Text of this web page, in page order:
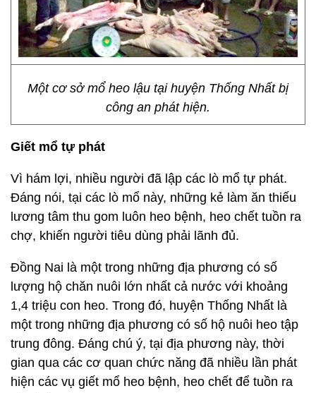
Một cơ sở mổ heo lậu tại huyện Thống Nhất bị
công an phát hiện.
Giết mổ tự phát
Vì hám lợi, nhiều người đã lập các lò mổ tự phát.
Đáng nói, tại các lò mổ này, những kẻ làm ăn thiếu
lương tâm thu gom luôn heo bệnh, heo chết tuồn ra
chợ, khiến người tiêu dùng phải lãnh đủ.
Đồng Nai là một trong những địa phương có số
lượng hộ chăn nuôi lớn nhất cả nước với khoảng
1,4 triệu con heo. Trong đó, huyện Thống Nhất là
một trong những địa phương có số hộ nuôi heo tập
trung đông. Đáng chú ý, tại địa phương này, thời
gian qua các cơ quan chức năng đã nhiều lần phát
hiện các vụ giết mổ heo bệnh, heo chết để tuồn ra